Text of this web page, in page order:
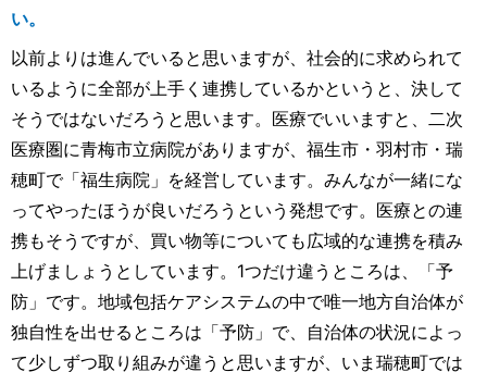
い。
以前よりは進んでいると思いますが、社会的に求められて
いるように全部が上手く連携しているかというと、決して
そうではないだろうと思います。医療でいいますと、二次
医療圏に青梅市立病院がありますが、福生市・羽村市・瑞
穂町で「福生病院」を経営しています。みんなが一緒にな
ってやったほうが良いだろうという発想です。医療との連
携もそうですが、買い物等についても広域的な連携を積み
上げましょうとしています。1つだけ違うところは、「予
防」です。地域包括ケアシステムの中で唯一地方自治体が
独自性を出せるところは「予防」で、自治体の状況によっ
て少しずつ取り組みが違うと思いますが、いま瑞穂町では